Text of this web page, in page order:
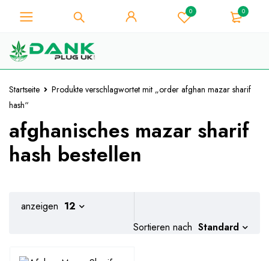
0 0
Startseite
Produkte verschlagwortet mit „order afghan mazar sharif
hash“
afghanisches mazar sharif
hash bestellen
Sortieren nach Standard
anzeigen 12
Für Weed-Liebhaber - Holen Sie
sich 10% Sofort-Rabatt auf jeden
"WELCOME10"